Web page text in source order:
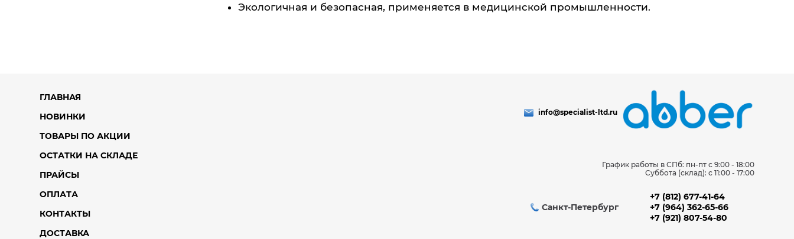
Экологичная и безопасная, применяется в медицинской промышленности.
ГЛАВНАЯ
НОВИНКИ
ТОВАРЫ ПО АКЦИИ
ОСТАТКИ НА СКЛАДЕ
ПРАЙСЫ
ОПЛАТА
КОНТАКТЫ
ДОСТАВКА
info@specialist-ltd.ru
График работы в СПб: пн-пт с 9:00 - 18:00
Суббота (склад): c 11:00 - 17:00
Санкт-Петербург
+7 (812) 677-41-64
+7 (964) 362-65-66
+7 (921) 807-54-80